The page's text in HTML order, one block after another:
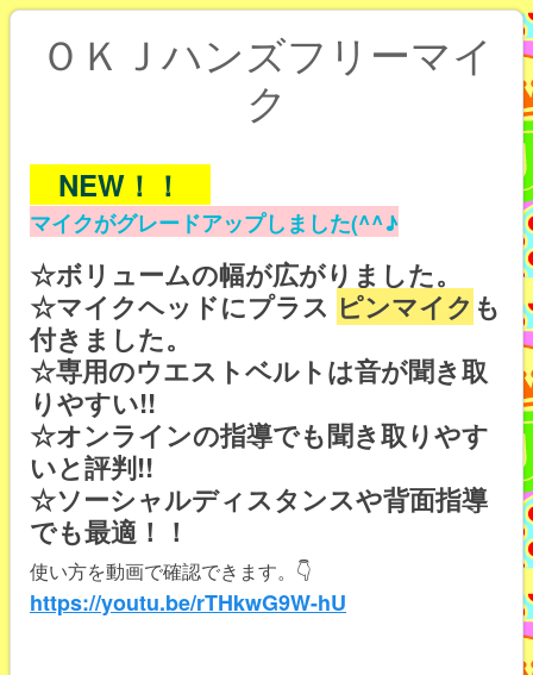
ＯＫＪハンズフリーマイ
ク
NEW！！
マイクがグレードアップしました(^^♪
☆ボリュームの幅が広がりました。
☆マイクヘッドにプラス ピンマイク も
付きました。
☆専用のウエストベルトは音が聞き取
りやすい!!
☆オンラインの指導でも聞き取りやす
いと評判!!
☆ソーシャルディスタンスや背面指導
でも最適！！
使い方を動画で確認できます。👇
https://youtu.be/rTHkwG9W-hU